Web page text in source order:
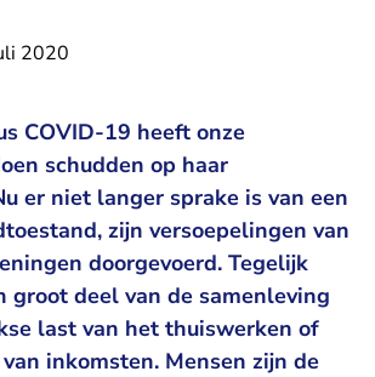
2020
COVID-19 heeft onze
schudden op haar
er niet langer sprake is van een
zijn versoepelingen van
doorgevoerd. Tegelijk
groot deel van de samenleving
last van het thuiswerken of
inkomsten. Mensen zijn de